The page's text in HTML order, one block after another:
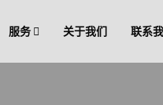
服务 关于我们 联系